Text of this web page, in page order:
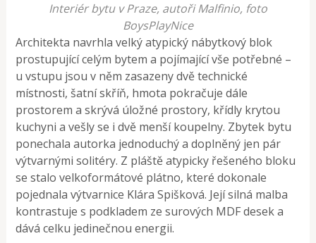
Interiér bytu v Praze, autoři Malfinio, foto
BoysPlayNice
Architekta navrhla velký atypický nábytkový blok
prostupující celým bytem a pojímající vše potřebné –
u vstupu jsou v něm zasazeny dvě technické
místnosti, šatní skříň, hmota pokračuje dále
prostorem a skrývá úložné prostory, křídly krytou
kuchyni a vešly se i dvě menší koupelny. Zbytek bytu
ponechala autorka jednoduchý a doplněný jen pár
výtvarnými solitéry. Z pláště atypicky řešeného bloku
se stalo velkoformátové plátno, které dokonale
pojednala výtvarnice Klára Spišková. Její silná malba
kontrastuje s podkladem ze surových MDF desek a
dává celku jedinečnou energii.